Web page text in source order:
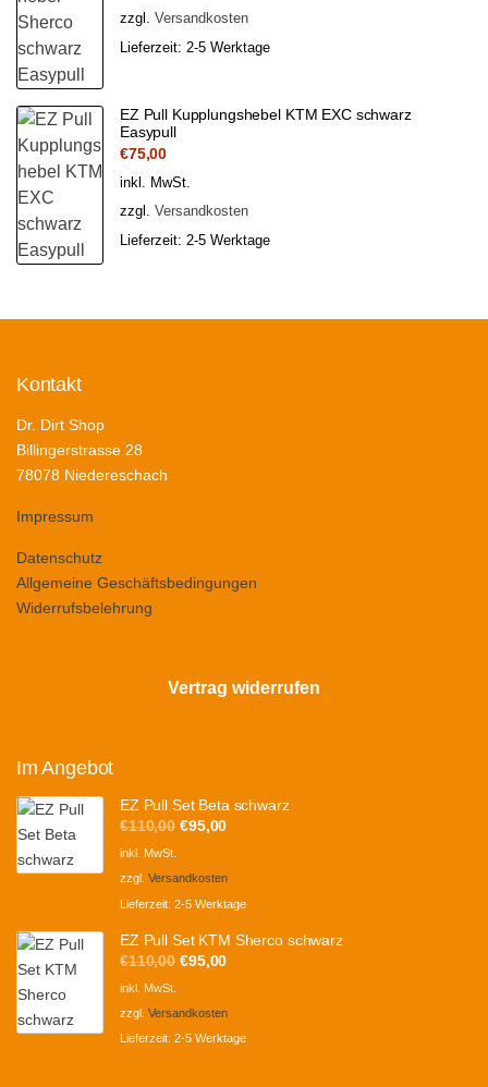
zzgl. Versandkosten
Lieferzeit: 2-5 Werktage
EZ Pull Kupplungshebel KTM EXC schwarz
Easypull
€75,00
inkl. MwSt.
zzgl. Versandkosten
Lieferzeit: 2-5 Werktage
Kontakt
Dr. Dirt Shop
Billingerstrasse 28
78078 Niedereschach
Impressum
Datenschutz
Allgemeine Geschäftsbedingungen
Widerrufsbelehrung
Vertrag widerrufen
Im Angebot
EZ Pull Set Beta schwarz
€110,00 Ursprünglicher
war:
€110,00
€95,00Aktueller
ist:
€95,00.
inkl. MwSt.
zzgl. Versandkosten
Lieferzeit: 2-5 Werktage
EZ Pull Set KTM Sherco schwarz
€110,00 Ursprünglicher
war:
€110,00
€95,00Aktueller
ist:
€95,00.
inkl. MwSt.
zzgl. Versandkosten
Lieferzeit: 2-5 Werktage